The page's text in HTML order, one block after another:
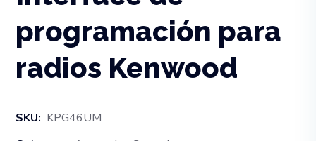
programación para
radios Kenwood
SKU: KPG46UM